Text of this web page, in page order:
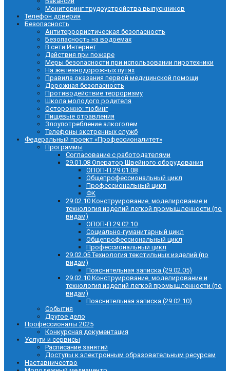
Мониторинг трудоустройства выпускников
Телефон доверия
Безопасность
Антитеррористическая безопасность
Безопасность на водоемах
В сети Интернет
Действия при пожаре
Меры безопасности при использовании пиротехники
На железнодорожных путях
Правила оказания первой медицинской помощи
Дорожная безопасность
Противодействие терроризму
Школа молодого родителя
Осторожно: тюбинг
Пищевые отравления
Злоупотребление алкоголем
Телефоны экстренных служб
Федеральный проект «Профессионалитет»
Программы
Согласование с работодателями
29.01.08 Оператор Швейного оборудования
ОПОП-П 29.01.08
Общепрофессиональный цикл
Профессиональный цикл
ФК
29.02.10 Конструирование, моделирование и
технология изделий легкой промышленности (по
видам)
ОПОП-П 29.02.10
Социально-гуманитарный цикл
Общепрофессиональный цикл
Профессиональный цикл
29.02.05 Технология текстильных изделий (по
видам)
Пояснительная записка (29.02.05)
29.02.10 Конструирование, моделирование и
технология изделий легкой промышленности (по
видам)
Пояснительная записка (29.02.10)
События
Другое дело
Профессионалы 2025
Конкурсная документация
Услуги и сервисы
Расписание занятий
Доступы к электронным образовательным ресурсам
Наставничество